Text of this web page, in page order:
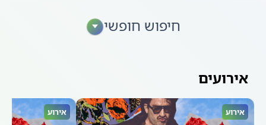
חיפוש חופשי
אירועים
אירוע אירוע